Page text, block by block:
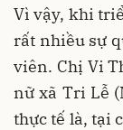
Vì vậy, khi
rất nhiều sự
viên. Chị Vi
nữ xã Tri Lễ
thực tế là, tại